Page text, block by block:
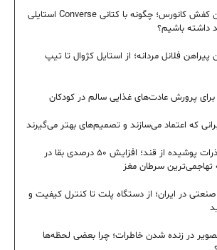
راهنمای ست کردن کفش کانورس؛ چگونه با کتانی Converse استایلی
باشیم؟
فلانل مردانه؛ از استایل کژوال تا تیپ
که اعتماد می‌سازند و تصمیم‌های بهتر می‌گیرند
درمان نوین با نانوذرات پوشیده از قند؛ افزایش ۵۰ درصدی بقا در
تهاجمی‌ترین سرطان مغز
در ایران؛ از دستگاه پلت تا کنترل کیفیت و
در زنده شدن خاطرات؛ چرا بعضی لحظه‌ها